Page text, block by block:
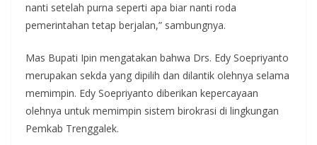
nanti setelah purna seperti apa biar nanti roda
pemerintahan tetap berjalan,” sambungnya.
Mas Bupati Ipin mengatakan bahwa Drs. Edy Soepriyanto
merupakan sekda yang dipilih dan dilantik olehnya selama
memimpin. Edy Soepriyanto diberikan kepercayaan
olehnya untuk memimpin sistem birokrasi di lingkungan
Pemkab Trenggalek.